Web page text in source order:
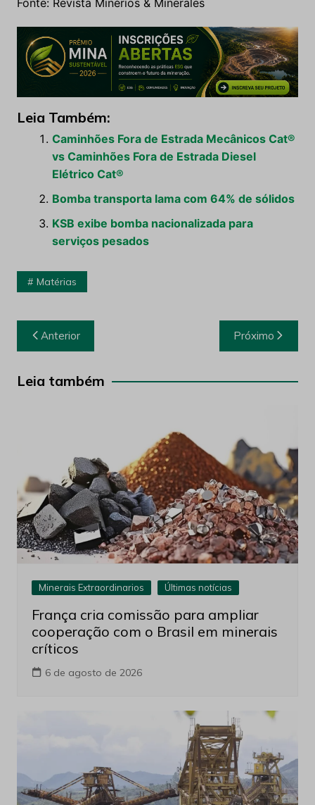
Fonte: Revista Minérios & Minerales
Leia Também:
Caminhões Fora de Estrada Mecânicos Cat®
vs Caminhões Fora de Estrada Diesel
Elétrico Cat®
Bomba transporta lama com 64% de sólidos
KSB exibe bomba nacionalizada para
serviços pesados
Matérias
Navegação
de
Post
Anterior Próximo
Leia também
Minerais Extraordinarios Últimas notícias
França cria comissão para ampliar
cooperação com o Brasil em minerais
críticos
6 de agosto de 2026